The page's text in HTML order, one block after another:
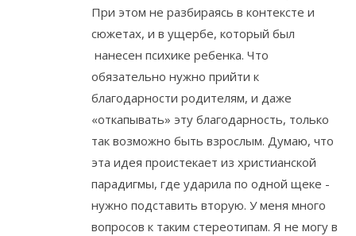
При этом не разбираясь в контексте и
сюжетах, и в ущербе, который был
нанесен психике ребенка. Что
обязательно нужно прийти к
благодарности родителям, и даже
«откапывать» эту благодарность, только
так возможно быть взрослым. Думаю, что
эта идея проистекает из христианской
парадигмы, где ударила по одной щеке -
нужно подставить вторую. У меня много
вопросов к таким стереотипам. Я не могу в